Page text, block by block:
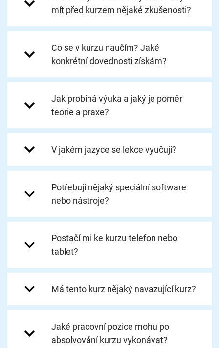
mít před kurzem nějaké zkušenosti?
Co se v kurzu naučím? Jaké
konkrétní dovednosti získám?
Jak probíhá výuka a jaký je poměr
teorie a praxe?
V jakém jazyce se lekce vyučují?
Potřebuji nějaký speciální software
nebo nástroje?
Postačí mi ke kurzu telefon nebo
tablet?
Má tento kurz nějaký navazující kurz?
Jaké pracovní pozice mohu po
absolvování kurzu vykonávat?